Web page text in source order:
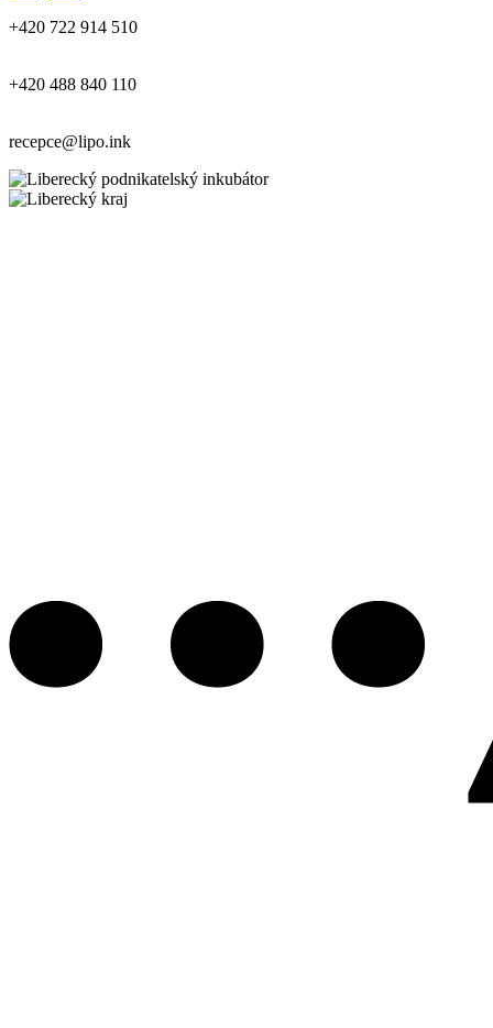
+420 722 914 510
+420 488 840 110
recepce@lipo.ink